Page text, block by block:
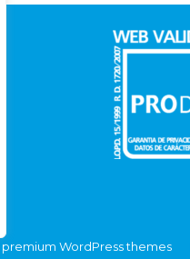
premium WordPress themes